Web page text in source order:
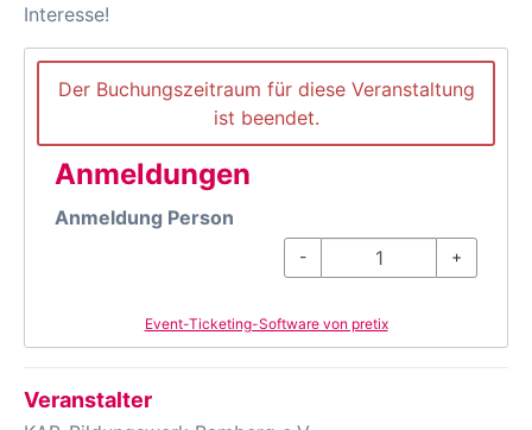
Interesse!
Der Buchungszeitraum für diese Veranstaltung
ist beendet.
Anmeldungen
Anmeldung Person
- +
Event-Ticketing-Software von pretix
Veranstalter